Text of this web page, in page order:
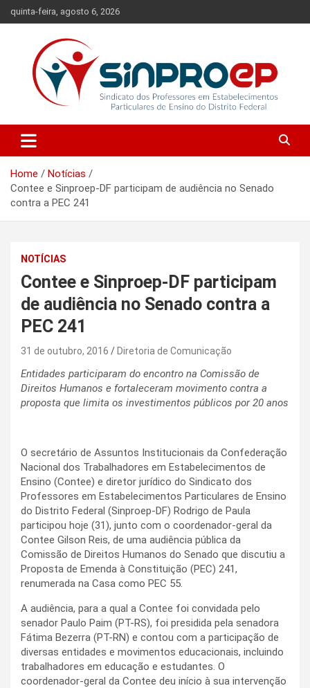
to
quinta-feira, agosto 6, 2026
Sinproep-DF
Ensino do Distrito Federal
Home
Notícias
Contee e Sinproep-DF participam de audiência no Senado
contra a PEC 241
NOTÍCIAS
Contee e Sinproep-DF participam
de audiência no Senado contra a
PEC 241
31 de outubro, 2016 Diretoria de Comunicação
Entidades participaram do encontro na Comissão de
Direitos Humanos e fortaleceram movimento contra a
proposta que limita os investimentos públicos por 20 anos
O secretário de Assuntos Institucionais da Confederação
Nacional dos Trabalhadores em Estabelecimentos de
Ensino (Contee) e diretor jurídico do Sindicato dos
Professores em Estabelecimentos Particulares de Ensino
do Distrito Federal (Sinproep-DF) Rodrigo de Paula
participou hoje (31), junto com o coordenador-geral da
Contee Gilson Reis, de uma audiência pública da
Comissão de Direitos Humanos do Senado que discutiu a
Proposta de Emenda à Constituição (PEC) 241,
renumerada na Casa como PEC 55.
A audiência, para a qual a Contee foi convidada pelo
senador Paulo Paim (PT-RS), foi presidida pela senadora
Fátima Bezerra (PT-RN) e contou com a participação de
diversas entidades e movimentos educacionais, incluindo
trabalhadores em educação e estudantes. O
coordenador-geral da Contee deu início à sua intervenção